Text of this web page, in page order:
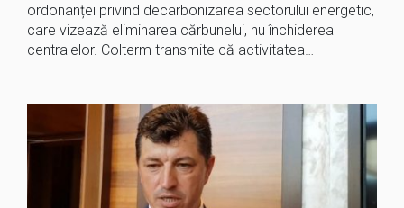
ordonanței privind decarbonizarea sectorului energetic,
care vizează eliminarea cărbunelui, nu închiderea
centralelor. Colterm transmite că activitatea…